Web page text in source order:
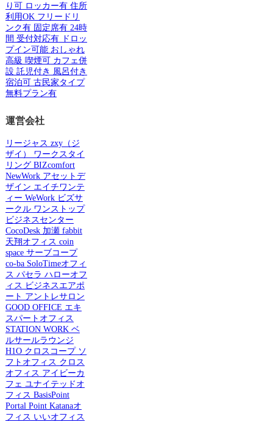
り可ロッカー有住所
利用OKフリードリ
ンク有固定席有24時
間 受付対応有ドロッ
プイン可能おしゃれ
高級 喫煙可カフェ併
設 託児付き 風呂付き
宿泊可古民家タイプ
無料プラン有
運営会社
リージャス zxy（ジ
ザイ）
ワークスタイ
リングBIZcomfort
NewWorkアセットデ
ザイン エイチワンテ
ィー WeWorkビズサ
ークルワンストップ
ビジネスセンター
CocoDesk加瀬fabbit
天翔オフィス coin
spaceサーブコープ
co-baSoloTimeオフィ
ス パセラ ハローオフ
ィス ビジネスエアポ
ート アントレサロン
GOOD OFFICE エキ
スパートオフィス
STATION WORKベ
ルサールラウンジ
H1Oクロスコープソ
フトオフィス クロス
オフィス アイビーカ
フェ ユナイテッドオ
フィス BasisPoint
Portal PointKatanaオ
フィス いいオフィス